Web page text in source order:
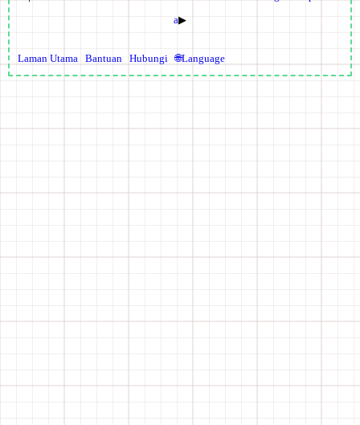
a▶
Laman Utama Bantuan Hubungi 🌐Language